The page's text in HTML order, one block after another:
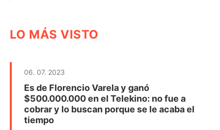
LO MÁS VISTO
06. 07. 2023
Es de Florencio Varela y ganó
$500.000.000 en el Telekino: no fue a
cobrar y lo buscan porque se le acaba el
tiempo